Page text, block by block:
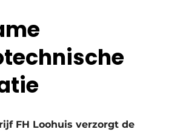
FH Loohuis verzorgt de